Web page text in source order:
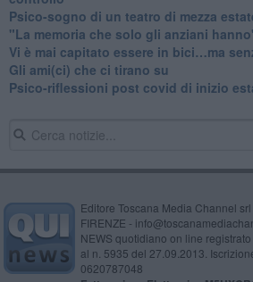
​Psico-sogno di un teatro di mezza
"La memoria che solo gli anziani
​Vi è mai capitato essere in bici…ma
​Gli ami(ci) che ci tirano su
Psico-riflessioni post covid di inizio
Editore Toscana Media Channel
FIRENZE -
NEWS quotidiano on line
al n. 5935 del 27.09.2013.
0620787048